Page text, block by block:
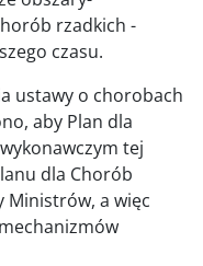
rzadkich -
czasu.
ustawy o chorobach
aby Plan dla
tej
dla Chorób
Ministrów, a więc